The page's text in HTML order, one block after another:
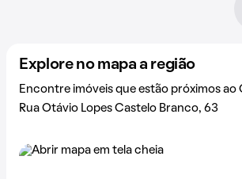
Explore no mapa a região
Encontre imóveis que estão próximos ao
Rua Otávio Lopes Castelo Branco, 63